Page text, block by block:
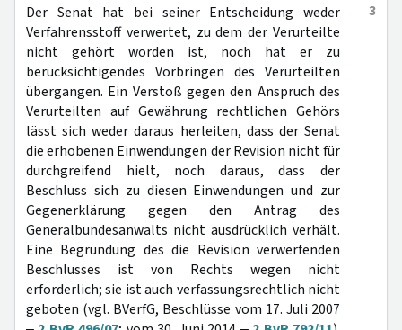
3
Der Senat hat bei seiner Entscheidung weder
Verfahrensstoff verwertet, zu dem der Verurteilte
nicht gehört worden ist, noch hat er zu
berücksichtigendes Vorbringen des Verurteilten
übergangen. Ein Verstoß gegen den Anspruch des
Verurteilten auf Gewährung rechtlichen Gehörs
lässt sich weder daraus herleiten, dass der Senat
die erhobenen Einwendungen der Revision nicht für
durchgreifend hielt, noch daraus, dass der
Beschluss sich zu diesen Einwendungen und zur
Gegenerklärung gegen den Antrag des
Generalbundesanwalts nicht ausdrücklich verhält.
Eine Begründung des die Revision verwerfenden
Beschlusses ist von Rechts wegen nicht
erforderlich; sie ist auch verfassungsrechtlich nicht
geboten (vgl. BVerfG, Beschlüsse vom 17. Juli 2007